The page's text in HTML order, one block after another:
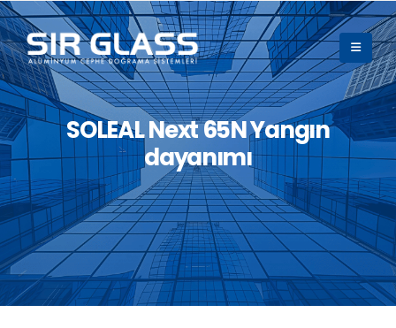
SOLEAL Next 65N Yangın
dayanımı